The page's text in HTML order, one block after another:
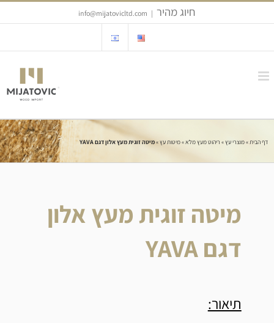
Skip
חיוג מהיר |
info@mijatovicltd.com
דף הבית»מוצרי עץ» ריהוט מעץ מלא»מיטות עץ»מיטה זוגית מעץ אלון דגם YAVA
מיטה זוגית מעץ אלון
דגם YAVA
תיאור: